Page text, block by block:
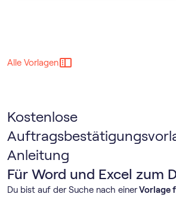
Alle Vorlagen
Kostenlose
Anleitung
Für Word und Excel zum
Du bist auf der Suche nach einerVorlage